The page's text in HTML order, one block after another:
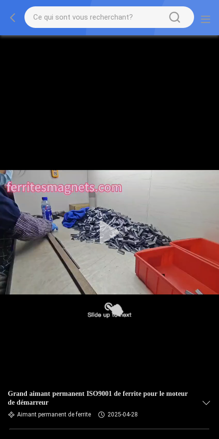
Grand aimant permanent ISO9001 de ferrite pour le moteur
de démarreur
Aimant permanent de ferrite 2025-04-28